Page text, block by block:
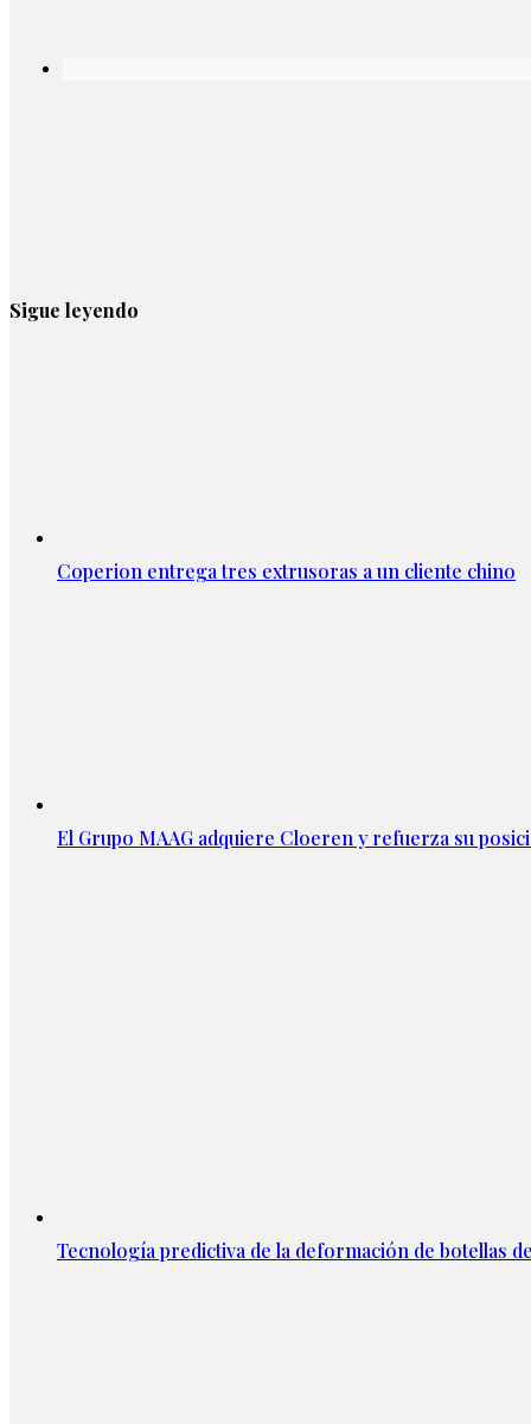
Sigue leyendo
Coperion entrega tres extrusoras a un cliente chino
El Grupo MAAG adquiere Cloeren y refuerza su
Tecnología predictiva de la deformación de botellas